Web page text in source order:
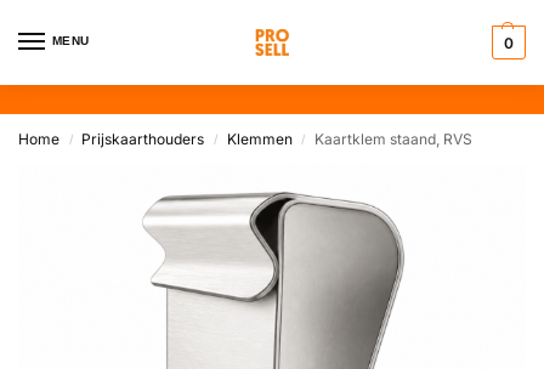
MENU 0
Home / Prijskaarthouders / Klemmen / Kaartklem staand, RVS